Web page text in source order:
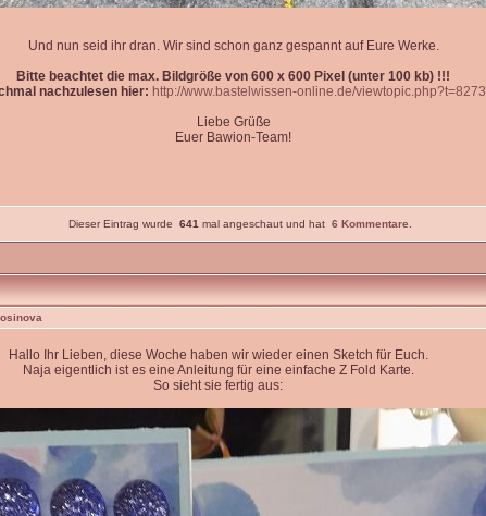
Und nun seid ihr dran. Wir sind schon ganz gespannt auf Eure Werke.
Bitte beachtet die max. Bildgröße von 600 x 600 Pixel (unter 100 kb) !!!
nachzulesen hier: http://www.bastelwissen-online.de/viewtopic.php?t=8273
Liebe Grüße
Euer Bawion-Team!
Dieser Eintrag wurde 641 mal angeschaut und hat 6 Kommentare
Hallo Ihr Lieben, diese Woche haben wir wieder einen Sketch für Euch.
Naja eigentlich ist es eine Anleitung für eine einfache Z Fold Karte.
So sieht sie fertig aus: